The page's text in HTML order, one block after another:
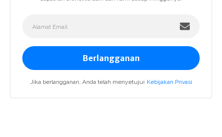
Berlangganan
Jika berlangganan, Anda telah menyetujui Kebijakan Privasi